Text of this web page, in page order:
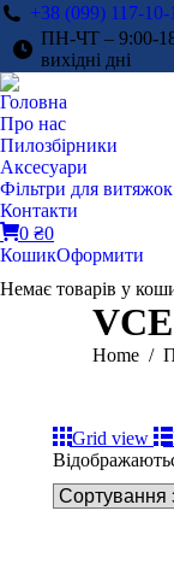
+38 (099) 117-10-
ПН-ЧТ – 9:00-
вихідні дні
Головна
Про нас
Пилозбірники
Аксесуари
Фільтри для витяжок
Контакти
0 ₴0
КошикОформити
Немає товарів у
You are
Home
Grid view